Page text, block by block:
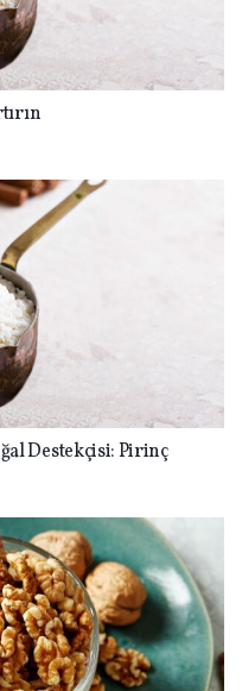
Destekçisi: Pirinç